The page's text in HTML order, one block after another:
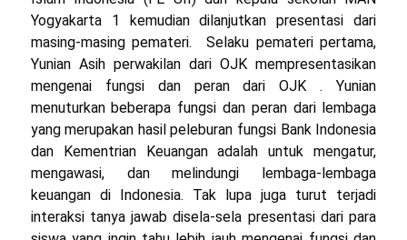
Yogyakarta 1 kemudian dilanjutkan presentasi dari
masing-masing pemateri. Selaku pemateri pertama,
Yunian Asih perwakilan dari OJK mempresentasikan
mengenai fungsi dan peran dari OJK . Yunian
menuturkan beberapa fungsi dan peran dari lembaga
yang merupakan hasil peleburan fungsi Bank Indonesia
dan Kementrian Keuangan adalah untuk mengatur,
mengawasi, dan melindungi lembaga-lembaga
keuangan di Indonesia. Tak lupa juga turut terjadi
interaksi tanya jawab disela-sela presentasi dari para